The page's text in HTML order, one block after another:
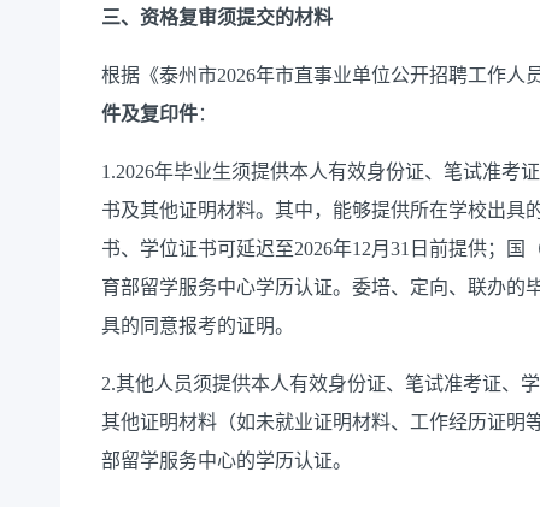
三、资格复审须提交的材料
根据《泰州市2026年市直事业单位公开招聘工作
件及复印件：
1.2026年毕业生须提供本人有效身份证、笔试准考
书及其他证明材料。其中，能够提供所在学校出具
书、学位证书可延迟至2026年12月31日前提供；国
育部留学服务中心学历认证。委培、定向、联办的
具的同意报考的证明。
2.其他人员须提供本人有效身份证、笔试准考证、
其他证明材料（如未就业证明材料、工作经历证明
部留学服务中心的学历认证。